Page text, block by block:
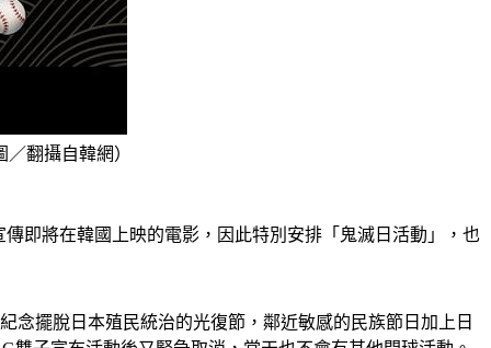
翻攝自韓網）
即將在韓國上映的電影，因此特別安排「鬼滅日活動」，也
念擺脫日本殖民統治的光復節，鄰近敏感的民族節日加上日